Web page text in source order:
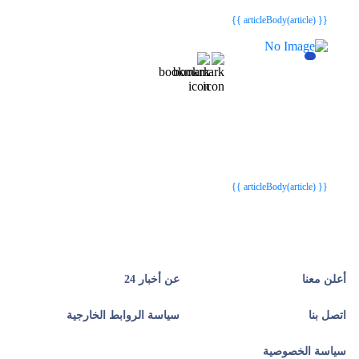
{{ articleBody(article) }}
{{ articleBody(article) }}
أعلن معنا عن أخبار 24
اتصل بنا سياسة الروابط الخارجية
سياسة الخصوصية